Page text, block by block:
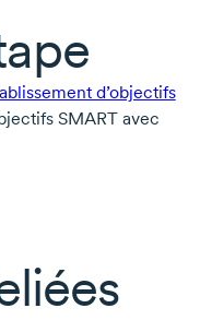
d’objectifs
SMART avec